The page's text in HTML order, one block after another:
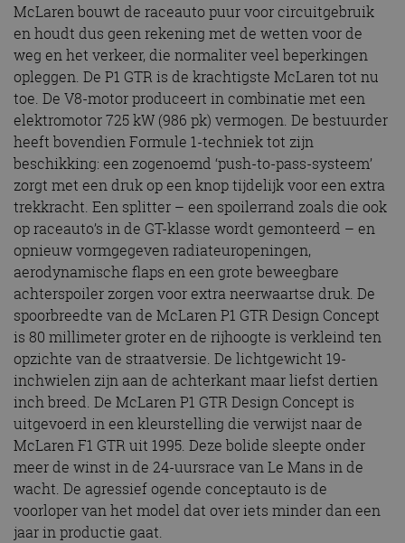
McLaren bouwt de raceauto puur voor circuitgebruik
en houdt dus geen rekening met de wetten voor de
weg en het verkeer, die normaliter veel beperkingen
opleggen. De P1 GTR is de krachtigste McLaren tot nu
toe. De V8-motor produceert in combinatie met een
elektromotor 725 kW (986 pk) vermogen. De bestuurder
heeft bovendien Formule 1-techniek tot zijn
beschikking: een zogenoemd ‘push-to-pass-systeem’
zorgt met een druk op een knop tijdelijk voor een extra
trekkracht. Een splitter – een spoilerrand zoals die ook
op raceauto’s in de GT-klasse wordt gemonteerd – en
opnieuw vormgegeven radiateuropeningen,
aerodynamische flaps en een grote beweegbare
achterspoiler zorgen voor extra neerwaartse druk. De
spoorbreedte van de McLaren P1 GTR Design Concept
is 80 millimeter groter en de rijhoogte is verkleind ten
opzichte van de straatversie. De lichtgewicht 19-
inchwielen zijn aan de achterkant maar liefst dertien
inch breed. De McLaren P1 GTR Design Concept is
uitgevoerd in een kleurstelling die verwijst naar de
McLaren F1 GTR uit 1995. Deze bolide sleepte onder
meer de winst in de 24-uursrace van Le Mans in de
wacht. De agressief ogende conceptauto is de
voorloper van het model dat over iets minder dan een
jaar in productie gaat.